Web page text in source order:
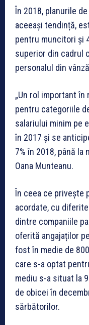
În 2018, planurile
aceeași tendință,
pentru muncitori și
superior din cadrul
personalul din
„Un rol important
pentru categoriile
salariului minim pe
în 2017 şi se
7% în 2018, până la
Oana Munteanu.
În ceea ce privește
acordate, cu
dintre companiile
oferită angajaților
fost în medie de
care s-a optat
mediu s-a situat la
de obicei în
sărbătorilor.